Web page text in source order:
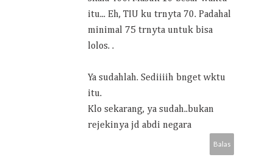
itu... Eh, TIU ku trnyta 70. Padahal
minimal 75 trnyta untuk bisa
lolos. .
Ya sudahlah. Sediiiih bnget wktu
itu.
Klo sekarang, ya sudah..bukan
rejekinya jd abdi negara
Balas